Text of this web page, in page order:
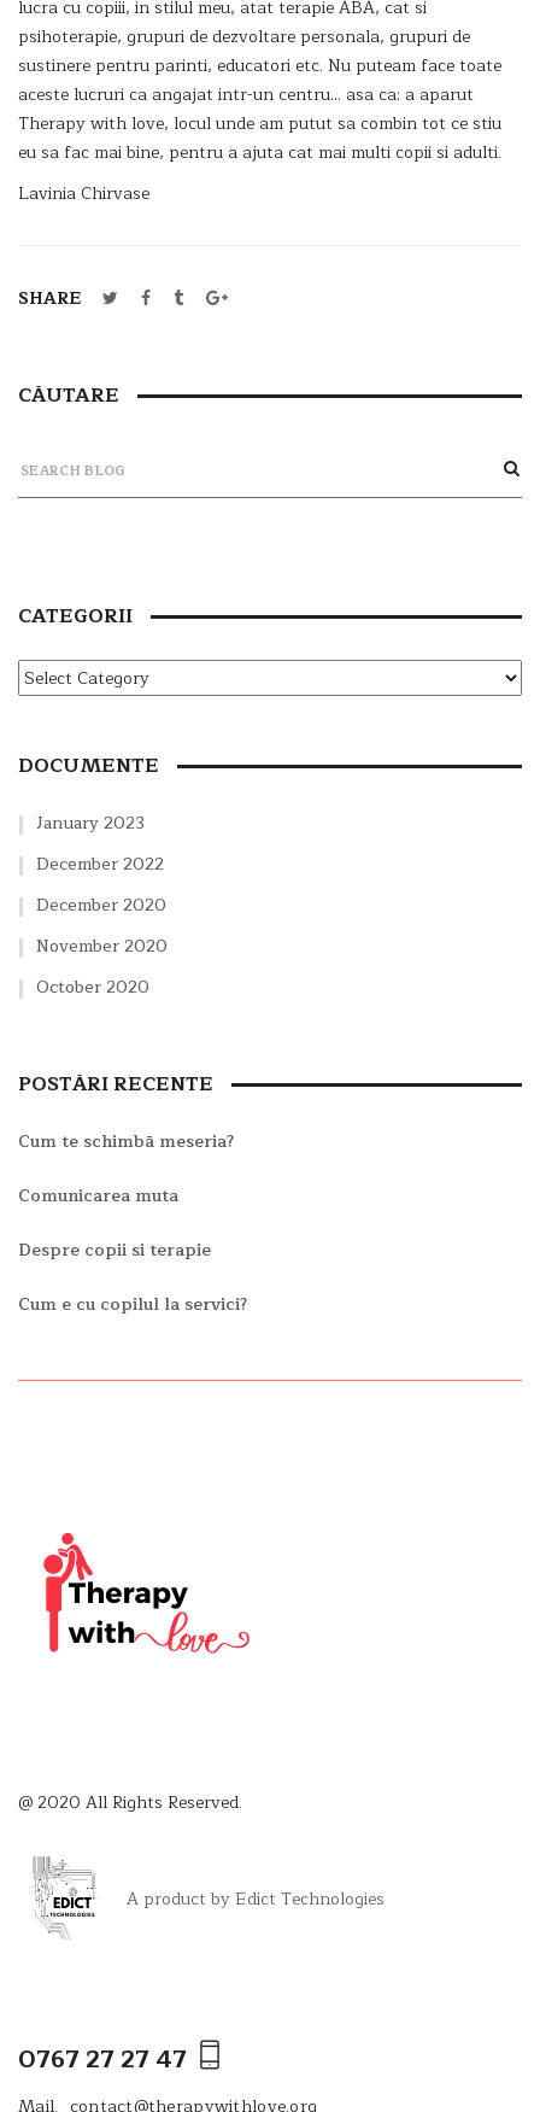
lucra cu copiii, in stilul meu, atat terapie ABA, cat si
psihoterapie, grupuri de dezvoltare personala, grupuri de
sustinere pentru parinti, educatori etc. Nu puteam face toate
aceste lucruri ca angajat intr-un centru… asa ca: a aparut
Therapy with love, locul unde am putut sa combin tot ce stiu
eu sa fac mai bine, pentru a ajuta cat mai multi copii si adulti.
Lavinia Chirvase
SHARE
CĂUTARE
CATEGORII
DOCUMENTE
January 2023
December 2022
December 2020
November 2020
October 2020
POSTĂRI RECENTE
Cum te schimbā meseria?
Comunicarea muta
Despre copii si terapie
Cum e cu copilul la servici?
@ 2020 All Rights Reserved.
A product by Edict Technologies
0767 27 27 47